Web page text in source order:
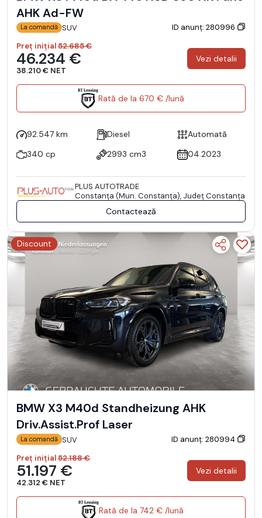
AHK Ad-FW
La comandă SUV
ID anunț: 280996
Preț inițial52.685 €
46.234 €
38.210 € NET
Vezi detalii
Rată de la 670 € /lună
92.547 km Diesel
Automată
340 cp
2993 cm3 04.2023
PLUS AUTOTRADE
Constanţa (Mun. Constanţa), Județ Constanţa
Contactează
Discount
BMW X3 M40d Standheizung AHK
Driv.Assist.Prof Laser
La comandă SUV
ID anunț: 280994
Preț inițial52.188 €
51.197 €
42.312 € NET
Vezi detalii
Rată de la 742 € /lună